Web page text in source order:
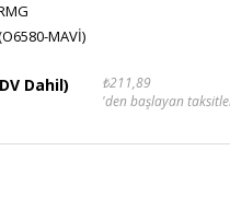
MAVİ)
Dahil)
₺211,89
'den başlayan